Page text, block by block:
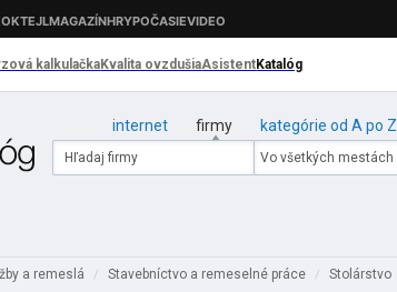
internet firmy kategórie od A po Z
a remeslá / Stavebníctvo a remeselné práce / Stolárstvo